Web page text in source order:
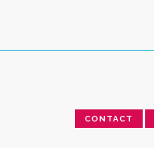
CONTACT